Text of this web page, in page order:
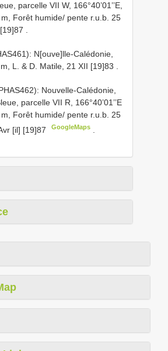
parcelle VII W, 166°40’01’’E,
m, Forêt humide/ pente r.u.b. 25
N[ouve]lle-Calédonie,
L. & D. Matile, 21 XII [19]83
Nouvelle-Calédonie,
parcelle VII R, 166°40’01’’E
m, Forêt humide/ pente r.u.b. 25
[il] [19]87
GoogleMaps